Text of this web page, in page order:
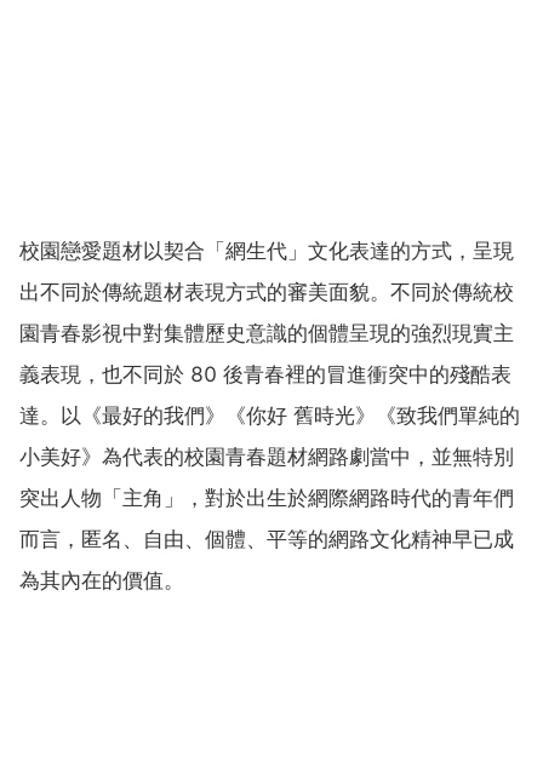
校園戀愛題材以契合「網生代」文化表達的方式，呈現
出不同於傳統題材表現方式的審美面貌。不同於傳統校
園青春影視中對集體歷史意識的個體呈現的強烈現實主
義表現，也不同於 80 後青春裡的冒進衝突中的殘酷表
達。以《最好的我們》《你好 舊時光》《致我們單純的
小美好》為代表的校園青春題材網路劇當中，並無特別
突出人物「主角」，對於出生於網際網路時代的青年們
而言，匿名、自由、個體、平等的網路文化精神早已成
為其內在的價值。